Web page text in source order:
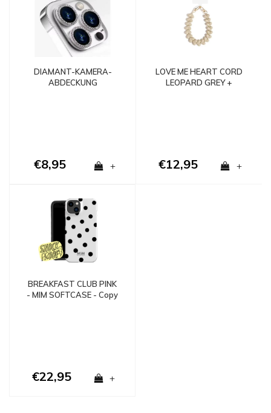
DIAMANT-KAMERA-
ABDECKUNG
€8,95 +
LOVE ME HEART CORD
LEOPARD GREY +
€12,95 +
BREAKFAST CLUB PINK
- MIM SOFTCASE - Copy
€22,95 +